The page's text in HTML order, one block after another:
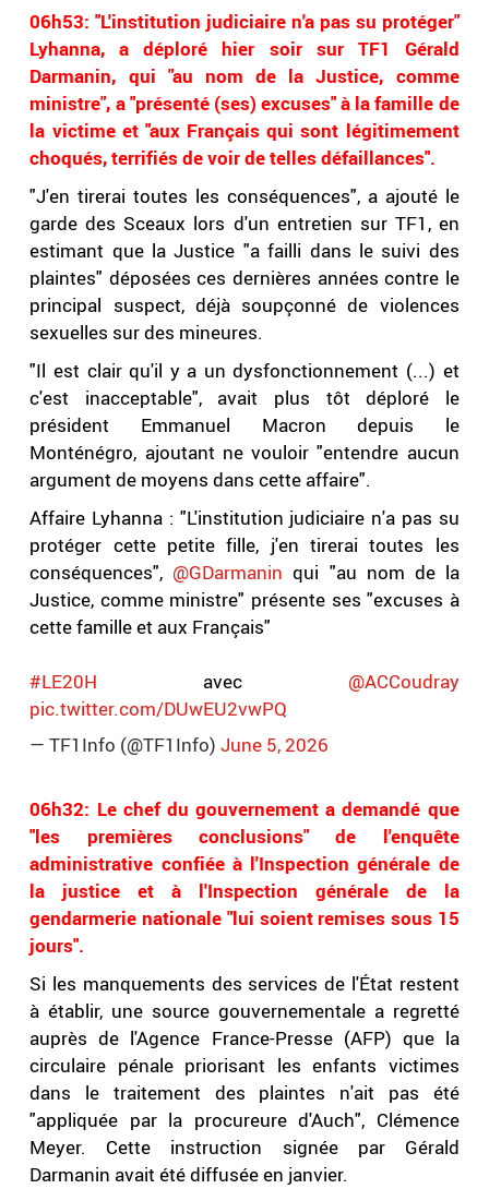
06h53: "L'institution judiciaire n'a pas su protéger"
Lyhanna, a déploré hier soir sur TF1 Gérald
Darmanin, qui "au nom de la Justice, comme
ministre", a "présenté (ses) excuses" à la famille de
la victime et "aux Français qui sont légitimement
choqués, terrifiés de voir de telles défaillances".
"J'en tirerai toutes les conséquences", a ajouté le
garde des Sceaux lors d'un entretien sur TF1, en
estimant que la Justice "a failli dans le suivi des
plaintes" déposées ces dernières années contre le
principal suspect, déjà soupçonné de violences
sexuelles sur des mineures.
"Il est clair qu'il y a un dysfonctionnement (...) et
c'est inacceptable", avait plus tôt déploré le
président Emmanuel Macron depuis le
Monténégro, ajoutant ne vouloir "entendre aucun
argument de moyens dans cette affaire".
Affaire Lyhanna : "L'institution judiciaire n'a pas su
protéger cette petite fille, j'en tirerai toutes les
conséquences", @GDarmanin qui "au nom de la
Justice, comme ministre" présente ses "excuses à
cette famille et aux Français"
#LE20H avec @ACCoudray
pic.twitter.com/DUwEU2vwPQ
— TF1Info (@TF1Info)June 5, 2026
06h32: Le chef du gouvernement a demandé que
"les premières conclusions" de l'enquête
administrative confiée à l'Inspection générale de
la justice et à l'Inspection générale de la
gendarmerie nationale "lui soient remises sous 15
jours".
Si les manquements des services de l'État restent
à établir, une source gouvernementale a regretté
auprès de l'Agence France-Presse (AFP) que la
circulaire pénale priorisant les enfants victimes
dans le traitement des plaintes n'ait pas été
"appliquée par la procureure d'Auch", Clémence
Meyer. Cette instruction signée par Gérald
Darmanin avait été diffusée en janvier.